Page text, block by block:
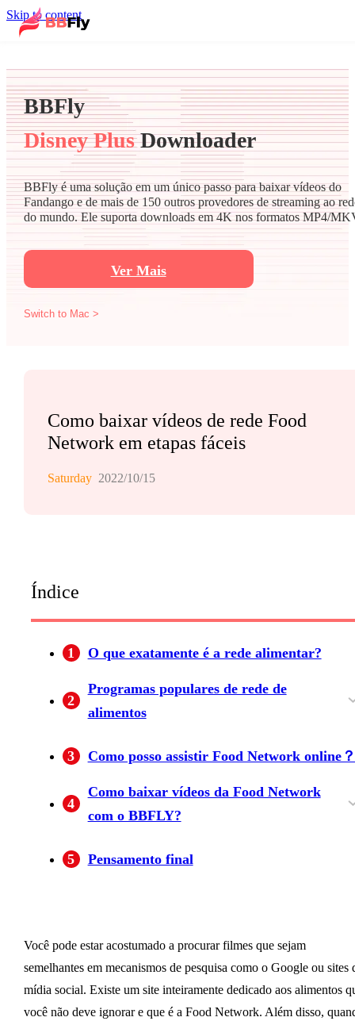
Skip to content
BBFly
Disney PlusDownloader
BBFly é uma solução em um único passo para baixar vídeos do
Fandango e de mais de 150 outros provedores de streaming ao
do mundo. Ele suporta downloads em 4K nos formatos MP4/
Ver Mais
Switch to Mac >
Como baixar vídeos de rede Food
Network em etapas fáceis
Saturday 2022/10/15
Índice
1 O que exatamente é a rede alimentar?
2
Programas populares de rede de
alimentos
3 Como posso assistir Food Network online？
4
Como baixar vídeos da Food Network
com o BBFLY?
5 Pensamento final
Você pode estar acostumado a procurar filmes que sejam
semelhantes em mecanismos de pesquisa como o Google ou sites
mídia social. Existe um site inteiramente dedicado aos alimentos
você não deve ignorar e que é a Food Network. Além disso,